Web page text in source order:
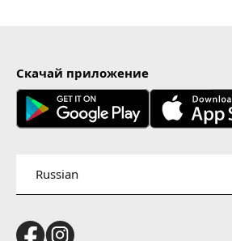
Скачай приложение